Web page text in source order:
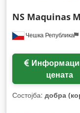
Чешка Република
NS Maquinas
цената
Состојба: добра